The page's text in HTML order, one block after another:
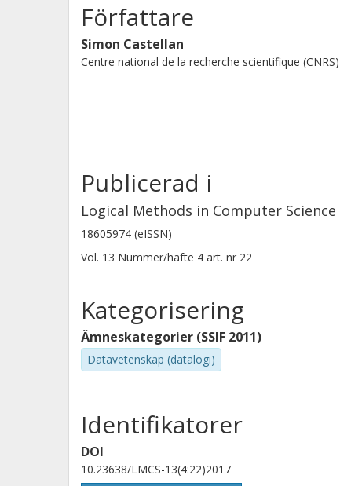
Författare
Simon Castellan
Centre national de la recherche scientifique (CNRS)
Publicerad i
Logical Methods in Computer Science
18605974 (eISSN)
Vol. 13 Nummer/häfte 4 art. nr 22
Kategorisering
Ämneskategorier (SSIF 2011)
Datavetenskap (datalogi)
Identifikatorer
DOI
10.23638/LMCS-13(4:22)2017